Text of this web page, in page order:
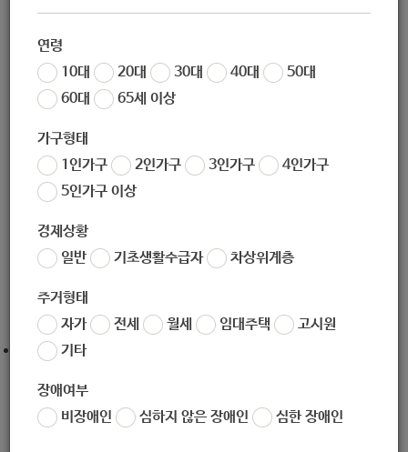
연령
10대
20대 30대 40대
50대
60대
65세 이상
가구형태
1인가구
2인가구 3인가구
4인가구
5인가구 이상
경제상황
일반
기초생활수급자 차상위계층
주거형태
자가
전세 월세 임대주택
고시원
기타
장애여부
비장애인
심하지 않은 장애인 심한 장애인
그램을 안내드립니다.
중독 가족교육은 코로나19 확산 방지를 위하여 온라인 교육
(동영상)으로 대체됩니다.
아래 링크를 클릭하시면 연결되며, 총 4개의 강의로 각 영상은
15분에서 25분 사이의 길이입니다.
영상을 참고하신 뒤 더 알고 싶은 내용이 있으면 노원구중독관
1회기 (" target="_blank" rel="noopener">